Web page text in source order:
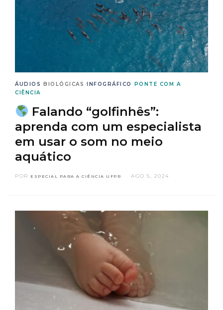
ÁUDIOS BIOLÓGICAS INFOGRÁFICO
PONTE COM A
CIÊNCIA
Falando “golfinhês”:
aprenda com um especialista
em usar o som no meio
aquático
POR ESPECIAL PARA A CIÊNCIA UFPR AGO 5, 2024